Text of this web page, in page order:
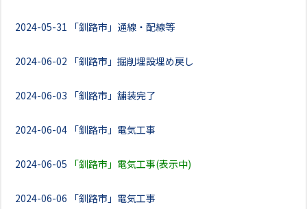
2024-05-31 「釧路市」通線・配線等
2024-06-02 「釧路市」掘削埋設埋め戻し
2024-06-03 「釧路市」舗装完了
2024-06-04 「釧路市」電気工事
2024-06-05 「釧路市」電気工事(表示中)
2024-06-06 「釧路市」電気工事